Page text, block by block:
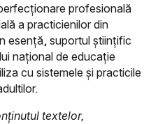
profesională
a practicienilor din
esență, suportul științific
național de educație
cu sistemele și practicile
textelor,